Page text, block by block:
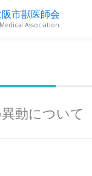
市獣医師会
Association
動について